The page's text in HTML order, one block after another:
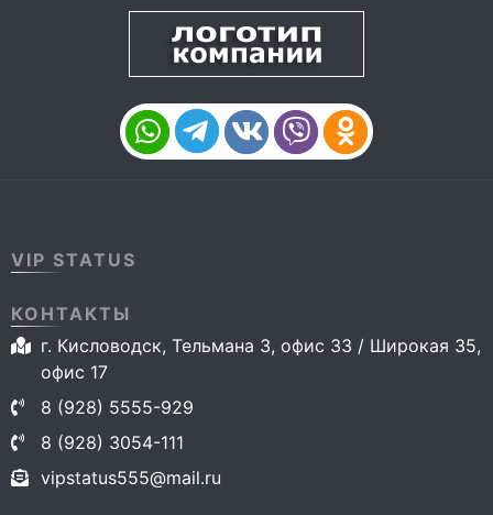
VIP STATUS
КОНТАКТЫ
г. Кисловодск, Тельмана 3, офис 33 / Широкая 35,
офис 17
8 (928) 5555-929
8 (928) 3054-111
vipstatus555@mail.ru